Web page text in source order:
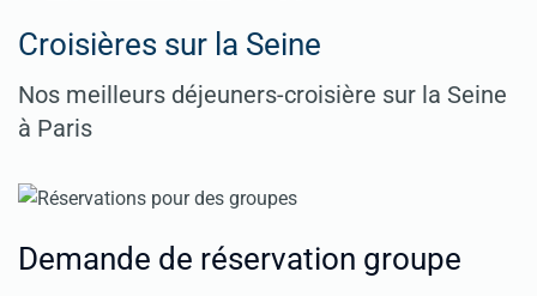
Croisières sur la Seine
Nos meilleurs déjeuners-croisière sur la Seine
à Paris
Demande de réservation groupe